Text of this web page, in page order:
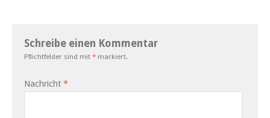
Schreibe einen Kommentar
Pflichtfelder sind mit * markiert.
Nachricht *